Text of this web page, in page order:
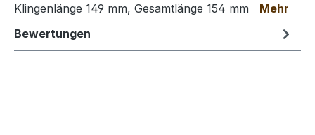
Klingenlänge 149 mm, Gesamtlänge 154 mm Mehr
Bewertungen